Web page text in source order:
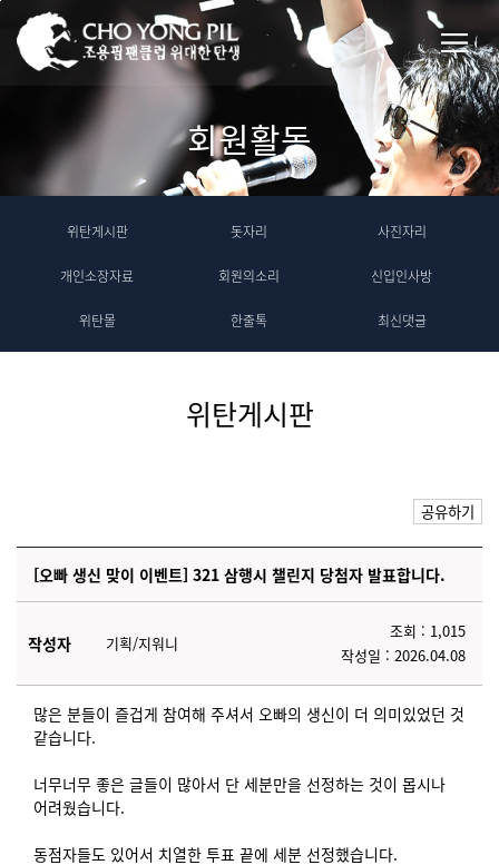
회원활동
위탄게시판 돗자리 사진자리
개인소장자료 회원의소리 신입인사방
위탄몰 한줄톡 최신댓글
위탄게시판
공유하기
[오빠 생신 맞이 이벤트] 321 삼행시 챌린지 당첨자 발표합니다.
작성자 기획/지워니
조회 : 1,015
작성일 : 2026.04.08
많은 분들이 즐겁게 참여해 주셔서 오빠의 생신이 더 의미있었던 것
같습니다.
너무너무 좋은 글들이 많아서 단 세분만을 선정하는 것이 몹시나
어려웠습니다.
동점자들도 있어서 치열한 투표 끝에 세분 선정했습니다.